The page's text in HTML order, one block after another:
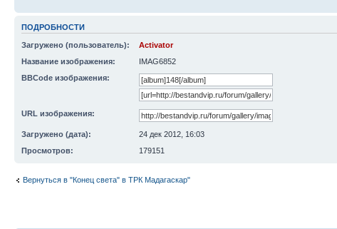
ПОДРОБНОСТИ
Загружено (пользователь):
Activator
Название изображения:
IMAG6852
BBCode изображения:
URL изображения:
Загружено (дата):
24 дек 2012, 16:03
Просмотров:
179151
Вернуться в "Конец света" в ТРК Мадагаскар"